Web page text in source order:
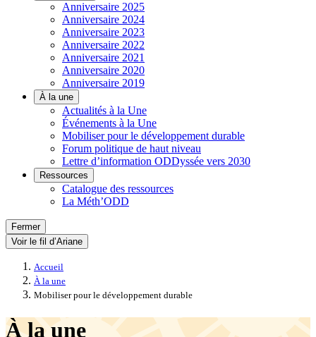
Anniversaire 2025
Anniversaire 2024
Anniversaire 2023
Anniversaire 2022
Anniversaire 2021
Anniversaire 2020
Anniversaire 2019
À la une
Actualités à la Une
Événements à la Une
Mobiliser pour le développement durable
Forum politique de haut niveau
Lettre d’information ODDyssée vers 2030
Ressources
Catalogue des ressources
La Méth’ODD
Fermer
Voir le fil d’Ariane
Accueil
À la une
Mobiliser pour le développement durable
À la une